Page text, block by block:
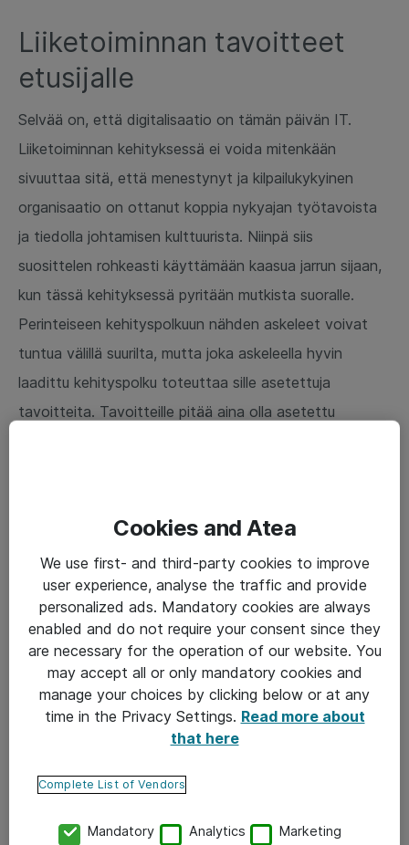
Liiketoiminnan tavoitteet
etusijalle
Selvää on, että digitalisaatio on tämän päivän IT.
Liiketoiminnan kehityksessä ei voida mitenkään
sivuuttaa sitä, että menestynyt ja kilpailukykyinen
organisaatio on ottanut koppia nykyajan työtavoista
ja tiedolla johtamisen kulttuurista. Niinpä siis
suosittelen rohkeasti käyttämään kaasua jarrun sijaan,
kun tässä kehityksessä pyritään mutkista suoralle.
Perinteiseen kehityspolkuun nähden askeleet voivat
tuntua välillä suurilta, mutta joka askeleella hyvin
laadittu kehityspolku toteuttaa sille asetettuja
tavoitteita. Tavoitteille pitää aina olla asetettu
Selkeä toiminnallisiin mittareihin ja niiden seuraamiseen
perustuva tiekartta on välttämätön. Sen onnistunut
laatiminen vaatii monesti organisaatioissa muutoksia
perinteisessä IT-ajattelumallissa. Digitalisaatio on
erottamaton osa liiketoiminnan kehitystä ja sen
kehityksen omistajuus tulee olla liiketoiminnan johdolla.
Kokonaisarkkitehtuuriajattelu taas on ymmärrettävä
johdon prosessina. Kokonaisarkkitehtuuriprosessin
vaan jatkuva osa johtamista.
Cookies and Atea
We use first- and third-party cookies to improve
user experience, analyse the traffic and provide
personalized ads. Mandatory cookies are always
enabled and do not require your consent since they
are necessary for the operation of our website. You
may accept all or only mandatory cookies and
manage your choices by clicking below or at any
time in the Privacy Settings. Read more about
that here
Complete List of Vendors
Mandatory Analytics Marketing